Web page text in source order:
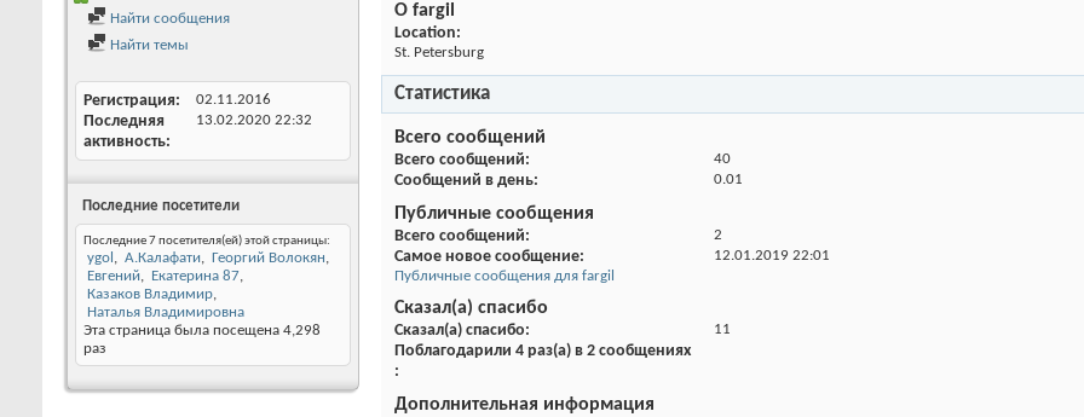
Найти сообщения
Найти темы
Регистрация 02.11.2016
Последняя
активность
13.02.2020 22:32
Последние посетители
Последние 7 посетителя(ей) этой страницы:
ygol А.Калафати
Георгий Волокян
Евгений
Екатерина 87
Казаков Владимир
Наталья Владимировна
Эта страница была посещена 4,298
раз
О fargil
Location:
St. Petersburg
Статистика
Всего сообщений
Всего сообщений 40
Сообщений в день 0.01
Публичные сообщения
Всего сообщений 2
Самое новое сообщение 12.01.201922:01
Публичные сообщения для fargil
Сказал(а) спасибо
Сказал(а) спасибо 11
Поблагодарили 4 раз(а) в 2 сообщениях
Дополнительная информация